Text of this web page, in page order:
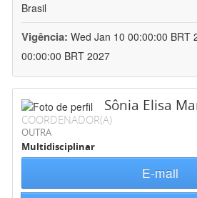
Brasil
Vigência: Wed Jan 10 00:00:00 BRT
00:00:00 BRT 2027
Sônia Elisa
COORDENADOR(A)
OUTRA
Multidisciplinar
E-mail